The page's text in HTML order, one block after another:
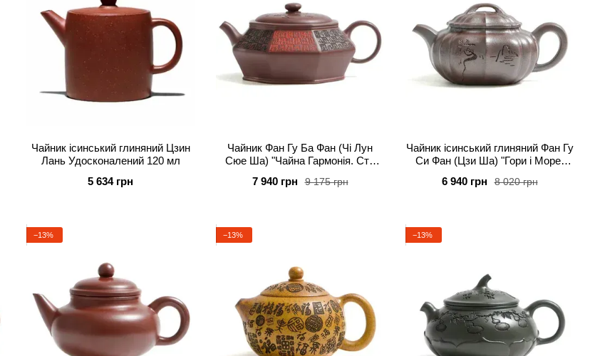
Чайник ісинський глиняний Цзин
Лань Удосконалений 120 мл
5 634 грн
Чайник Фан Гу Ба Фан (Чі Лун
Сюе Ша) "Чайна Гармонія. Сто
9 175 грн
7 940 грн
Чайник ісинський глиняний Фан Гу
Си Фан (Цзи Ша) "Гори і Море"
8 020 грн
6 940 грн
−13% −13% −13%